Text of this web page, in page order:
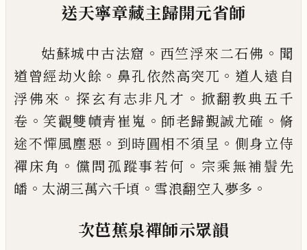
送天寧章藏主歸開元省師
姑蘇城中古法窟 。 西竺浮來二石佛 。 聞
道曾經劫火餘 。 鼻孔依然高突兀 。 道人遠自
浮佛來 。 探玄有志非 凡才 。 掀翻教典五千
卷 。笑觀雙幘青崔嵬 。 師老歸覲誠尤確 。 脩
途不憚風塵惡 。 到時圓相不須呈 。 側身立侍
禪床角 。 儻問孤蹤事若何 。 宗乘無補𩯭先
皤 。 太湖三萬六千頃 。 雪浪翻空入夢多 。
次芭蕉泉禪師示眾韻